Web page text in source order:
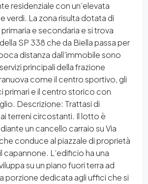
residenziale con un’elevata
verdi. La zona risulta dotata di
e secondaria e si trova
SP 338 che da Biella passa per
distanza dall’immobile sono
principali della frazione
come il centro sportivo, gli
primari e il centro storico con
Descrizione: Trattasi di
terreni circostanti. Il lotto è
un cancello carraio su Via
conduce al piazzale di proprietà
capannone. L’edificio ha una
su un piano fuori terra ad
porzione dedicata agli uffici che si